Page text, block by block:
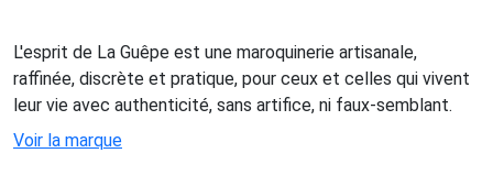
L'esprit de La Guêpe est une maroquinerie artisanale,
raffinée, discrète et pratique, pour ceux et celles qui vivent
leur vie avec authenticité, sans artifice, ni faux-semblant.
Voir la marque